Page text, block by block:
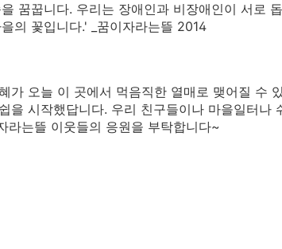
꿈꿉니다. 우리는 장애인과 비장애인이 서로
의 꽃입니다.' _꿈이자라는뜰 2014
가 오늘 이 곳에서 먹음직한 열매로 맺어질 수
을 시작했답니다. 우리 친구들이나 마을일터나
라는뜰 이웃들의 응원을 부탁합니다~